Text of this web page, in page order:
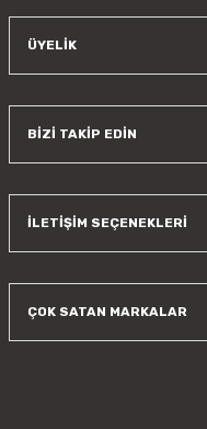
ÜYELİK
BİZİ TAKİP EDİN
İLETİŞİM SEÇENEKLERİ
ÇOK SATAN MARKALAR